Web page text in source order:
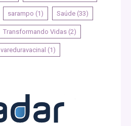
sarampo (1) Saúde (33)
Transformando Vidas (2)
vareduravacinal (1)